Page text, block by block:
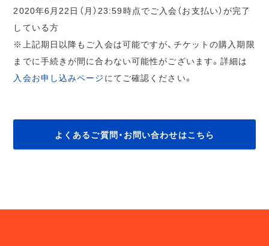
2020年6月22日（月）23:59時点でご入会（お支払い）が完了
している方
※上記期日以降もご入会は可能ですが、チケットの購入期限
までに手続きが間に合わない可能性がございます。詳細は
入会お申し込みページ にてご確認ください。
よくあるご質問・お問い合わせはこちら